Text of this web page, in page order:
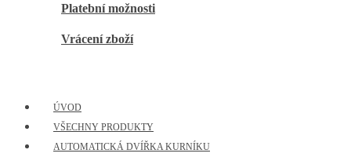
Platební možnosti
Vrácení zboží
ÚVOD
VŠECHNY PRODUKTY
AUTOMATICKÁ DVÍŘKA KURNÍKU